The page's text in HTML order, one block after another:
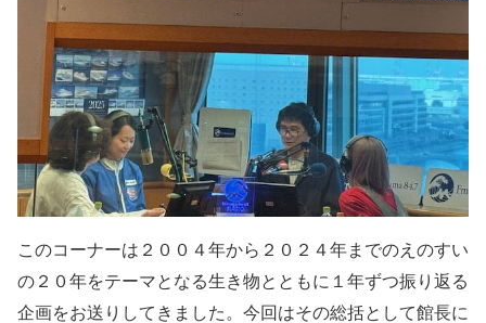
このコーナーは２００４年から２０２４年までのえのすい
の２０年をテーマとなる生き物とともに １年ずつ振り返る
企画をお送りしてきました。今回はその総括として館長に